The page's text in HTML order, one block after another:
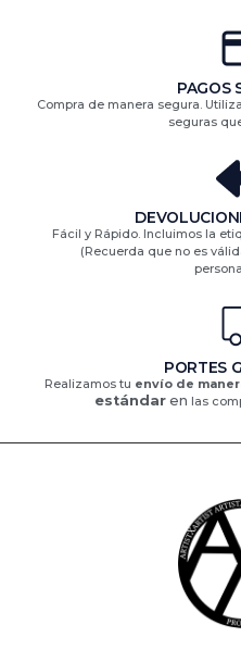
PAGOS
Compra de manera segura.
seguras
Fácil y Rápido. Incluimos la
(Recuerda que no es
PORTES
Realizamos tu envío de
estándaren las